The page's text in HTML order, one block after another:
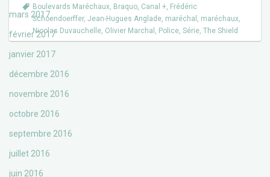
mars 2017
février 2017
janvier 2017
décembre 2016
novembre 2016
octobre 2016
septembre 2016
juillet 2016
juin 2016
Boulevards Maréchaux, Braquo, Canal +, Frédéric
Schoendoerffer, Jean-Hugues Anglade, maréchal , maréchaux,
Nicolas Duvauchelle, Olivier Marchal , Police, Série, The Shield